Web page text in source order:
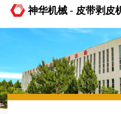
神华机械 - 皮带剥皮